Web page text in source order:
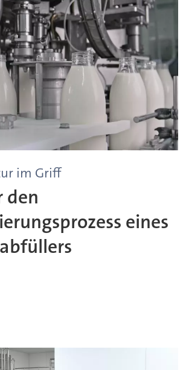
im Griff
den
eines